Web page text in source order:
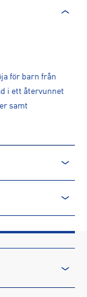
för barn från
i ett återvunnet
samt